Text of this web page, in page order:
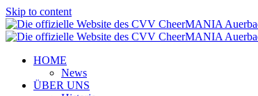
Skip to content
HOME
News
ÜBER UNS